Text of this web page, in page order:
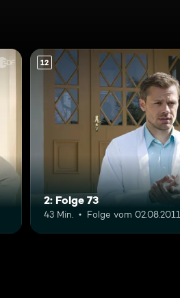
12
2: Folge 73
43 Min. Folge vom 02.08.2011